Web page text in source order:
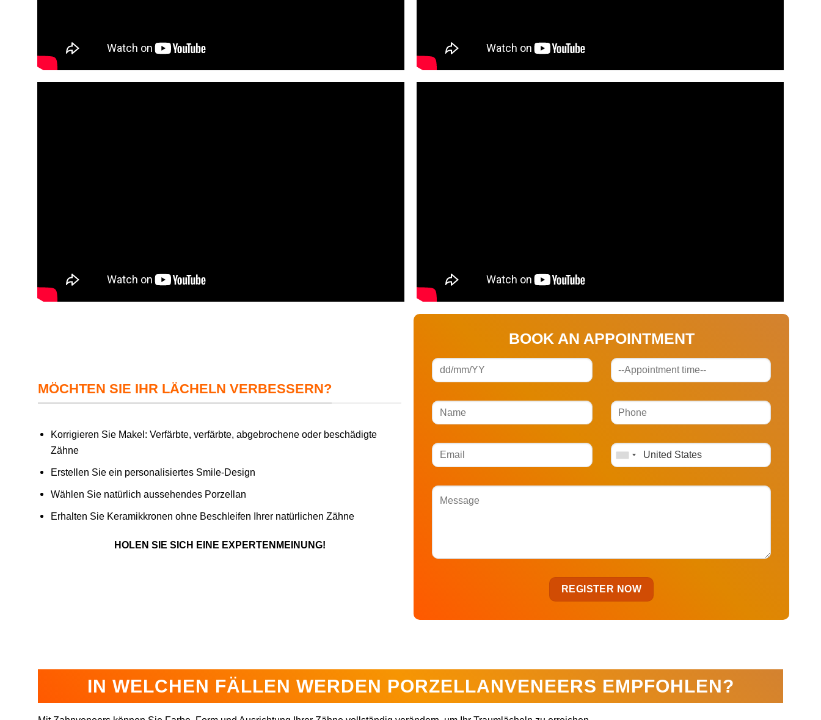
MÖCHTEN SIE IHR LÄCHELN VERBESSERN?
Korrigieren Sie Makel: Verfärbte, verfärbte, abgebrochene oder beschädigte
Zähne
Erstellen Sie ein personalisiertes Smile-Design
Wählen Sie natürlich aussehendes Porzellan
Erhalten Sie Keramikkronen ohne Beschleifen Ihrer natürlichen Zähne
HOLEN SIE SICH EINE EXPERTENMEINUNG!
BOOK AN APPOINTMENT
IN WELCHEN FÄLLEN WERDEN PORZELLANVENEERS EMPFOHLEN?